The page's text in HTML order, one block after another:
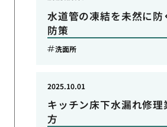
水道管の凍結を未然に防
防策
洗面所
キッチン床下水漏れ修理
方
2025.10.01